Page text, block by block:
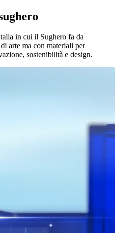
in cui il Sughero fa da
arte ma con materiali per
sostenibilità e design.